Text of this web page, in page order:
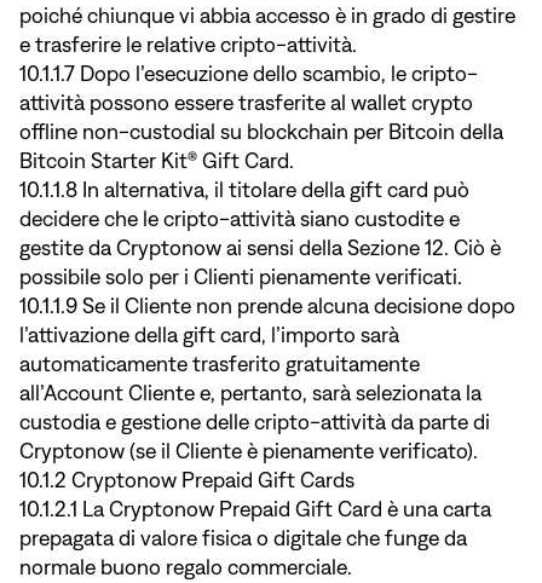
poiché chiunque vi abbia accesso è in grado di gestire
e trasferire le relative cripto-attività.
10.1.1.7 Dopo l’esecuzione dello scambio, le cripto-
attività possono essere trasferite al wallet crypto
offline non-custodial su blockchain per Bitcoin della
Bitcoin Starter Kit® Gift Card.
10.1.1.8 In alternativa, il titolare della gift card può
decidere che le cripto-attività siano custodite e
gestite da Cryptonow ai sensi della Sezione 12. Ciò è
possibile solo per i Clienti pienamente verificati.
10.1.1.9 Se il Cliente non prende alcuna decisione dopo
l’attivazione della gift card, l’importo sarà
automaticamente trasferito gratuitamente
all’Account Cliente e, pertanto, sarà selezionata la
custodia e gestione delle cripto-attività da parte di
Cryptonow (se il Cliente è pienamente verificato).
10.1.2 Cryptonow Prepaid Gift Cards
10.1.2.1 La Cryptonow Prepaid Gift Card è una carta
prepagata di valore fisica o digitale che funge da
normale buono regalo commerciale.